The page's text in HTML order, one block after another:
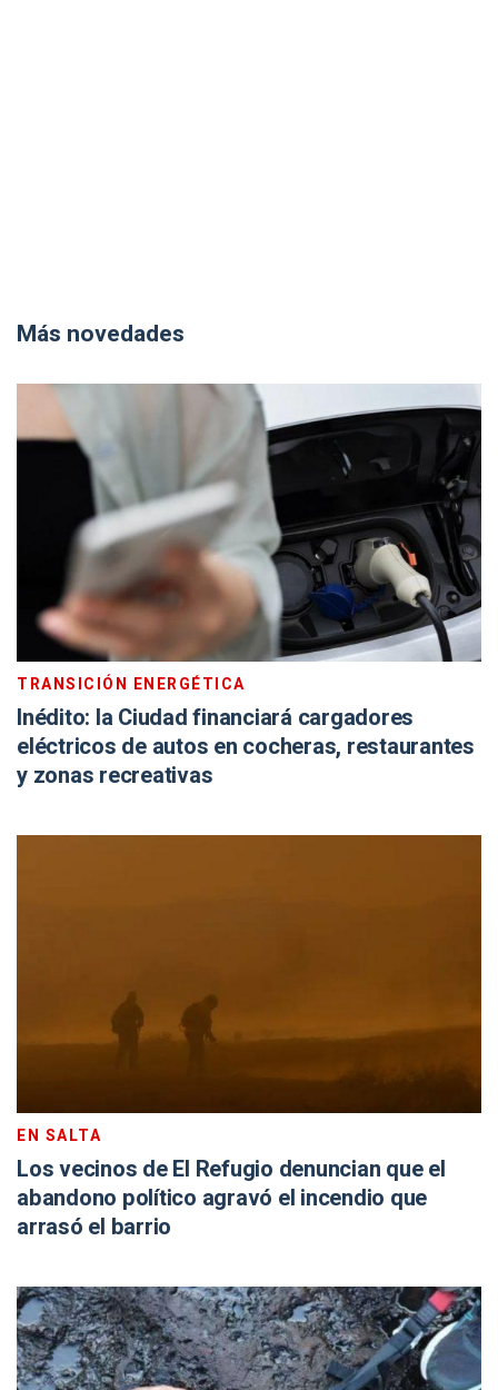
Más novedades
TRANSICIÓN ENERGÉTICA
Inédito: la Ciudad financiará cargadores
eléctricos de autos en cocheras, restaurantes
y zonas recreativas
EN SALTA
Los vecinos de El Refugio denuncian que el
abandono político agravó el incendio que
arrasó el barrio